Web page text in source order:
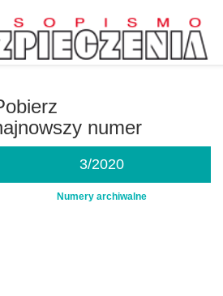
numer
3/2020
Numery archiwalne